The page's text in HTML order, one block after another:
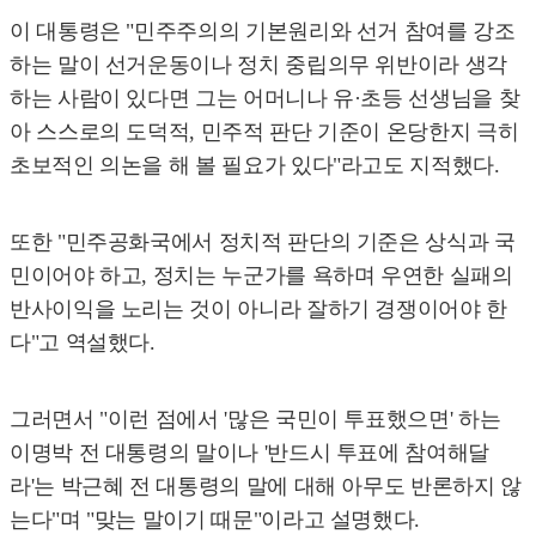
이 대통령은 "민주주의의 기본원리와 선거 참여를 강조
하는 말이 선거운동이나 정치 중립의무 위반이라 생각
하는 사람이 있다면 그는 어머니나 유·초등 선생님을 찾
아 스스로의 도덕적, 민주적 판단 기준이 온당한지 극히
초보적인 의논을 해 볼 필요가 있다"라고도 지적했다.
또한 "민주공화국에서 정치적 판단의 기준은 상식과 국
민이어야 하고, 정치는 누군가를 욕하며 우연한 실패의
반사이익을 노리는 것이 아니라 잘하기 경쟁이어야 한
다"고 역설했다.
그러면서 "이런 점에서 '많은 국민이 투표했으면' 하는
이명박 전 대통령의 말이나 '반드시 투표에 참여해달
라'는 박근혜 전 대통령의 말에 대해 아무도 반론하지 않
는다"며 "맞는 말이기 때문"이라고 설명했다.